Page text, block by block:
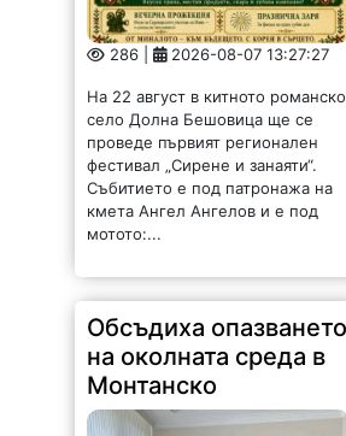
На 22 август в китното романско
село Долна Бешовица ще се
фестивал „Сирене и занаяти“.
Събитието е под патронажа на
кмета Ангел Ангелов и е под
мотото:...
Монтанско